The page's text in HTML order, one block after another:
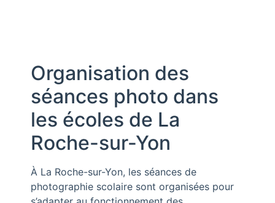
Organisation des
séances photo dans
les écoles de La
Roche-sur-Yon
À La Roche-sur-Yon, les séances de
photographie scolaire sont organisées pour